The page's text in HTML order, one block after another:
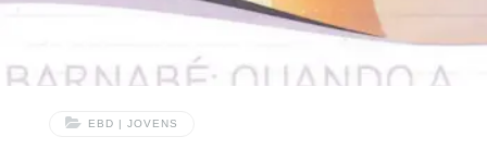
EBD | JOVENS